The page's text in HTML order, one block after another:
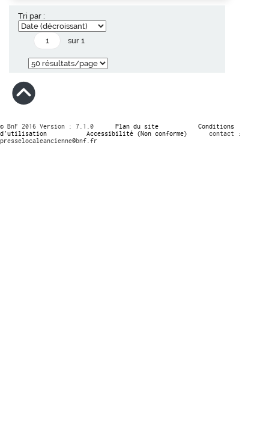
Tri par :
sur 1
© BnF 2016 Version : 7.1.0 Plan du site
Conditions
d’utilisation
Accessibilité (Non conforme)
contact :
presselocaleancienne@bnf.fr